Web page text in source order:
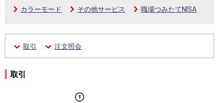
カラーモード
その他サービス 職場つみたてNISA
取引 注文照会
取引